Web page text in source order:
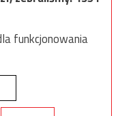
funkcjonowania